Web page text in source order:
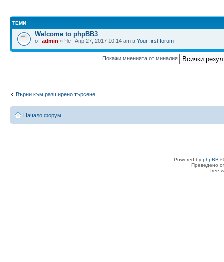
ТЕМИ
Welcome to phpBB3
от admin » Чет Апр 27, 2017 10:14 am в Your first forum
Покажи мненията от миналия
Върни към разширено търсене
Начало форум
Powered by phpBB
Преведено
free